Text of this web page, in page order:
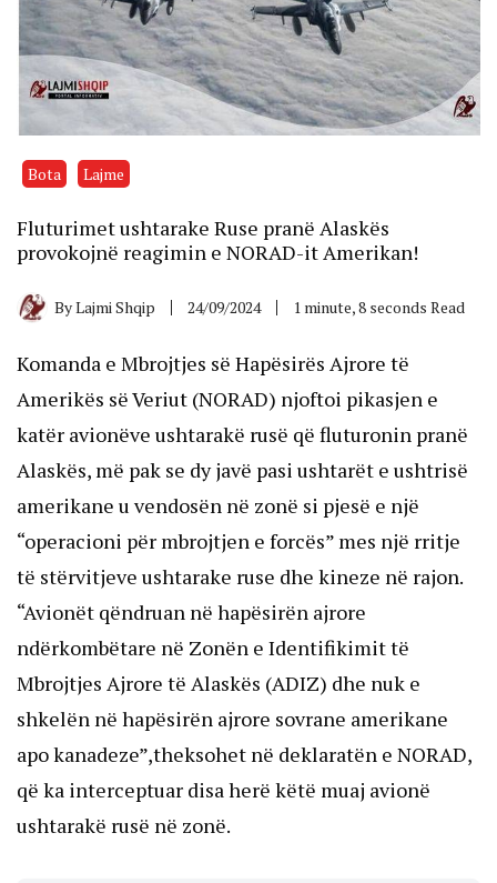
Bota Lajme
Fluturimet ushtarake Ruse pranë Alaskës
provokojnë reagimin e NORAD-it Amerikan!
ByLajmi Shqip 24/09/2024 1 minute, 8 seconds Read
Komanda e Mbrojtjes së Hapësirës Ajrore të
Amerikës së Veriut (NORAD) njoftoi pikasjen e
katër avionëve ushtarakë rusë që fluturonin pranë
Alaskës, më pak se dy javë pasi ushtarët e ushtrisë
amerikane u vendosën në zonë si pjesë e një
“operacioni për mbrojtjen e forcës” mes një rritje
të stërvitjeve ushtarake ruse dhe kineze në rajon.
“Avionët qëndruan në hapësirën ajrore
ndërkombëtare në Zonën e Identifikimit të
Mbrojtjes Ajrore të Alaskës (ADIZ) dhe nuk e
shkelën në hapësirën ajrore sovrane amerikane
apo kanadeze”,theksohet në deklaratën e NORAD,
që ka interceptuar disa herë këtë muaj avionë
ushtarakë rusë në zonë.